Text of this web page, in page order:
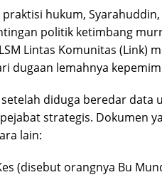
hukum,
politik ketimbang
Lintas Komunitas (Link)
dugaan lemahnya
diduga beredar data
strategis. Dokumen
lain:
(disebut orangnya Bu